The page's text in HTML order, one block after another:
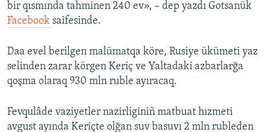
bir qısmında tahminen 240 ev», – dep yazdı Gotsanük
Facebook saifesinde.
Daa evel berilgen malümatqa köre, Rusiye ükümeti yaz
selinden zarar körgen Keriç ve Yaltadaki azbarlarğa
qoşma olaraq 930 mln ruble ayıracaq.
Fevqulâde vaziyetler nazirliginiñ matbuat hızmeti
avgust ayında Keriçte olğan suv basuvı 2 mln rubleden